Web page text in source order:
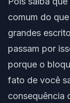
comum do
grandes
passam por
porque o
fato de você
consequência